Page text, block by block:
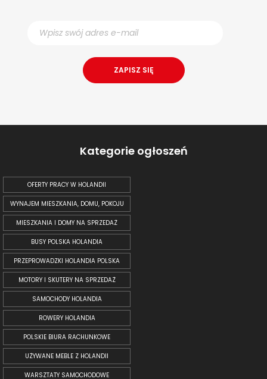
Kategorie ogłoszeń
OFERTY PRACY W HOLANDII
WYNAJEM MIESZKANIA, DOMU, POKOJU
MIESZKANIA I DOMY NA SPRZEDAŻ
BUSY POLSKA HOLANDIA
PRZEPROWADZKI HOLANDIA POLSKA
MOTORY I SKUTERY NA SPRZEDAŻ
SAMOCHODY HOLANDIA
ROWERY HOLANDIA
POLSKIE BIURA RACHUNKOWE
UŻYWANE MEBLE Z HOLANDII
WARSZTATY SAMOCHODOWE